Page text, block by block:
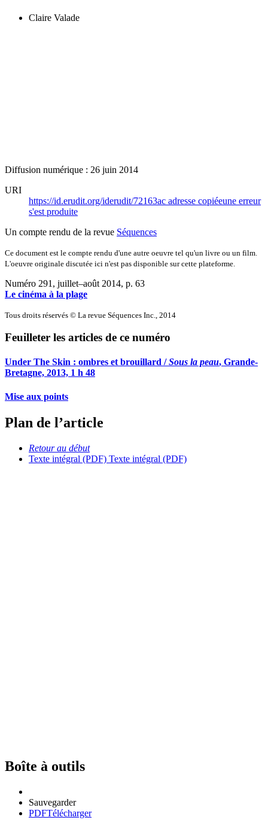
Claire Valade
Diffusion numérique : 26 juin 2014
URI
https://id.erudit.org/iderudit/72163ac adresse copiéeune erreur
s'est produite
Un compte rendu de la revue Séquences
Ce document est le compte rendu d'une autre oeuvre tel qu'un livre ou un film.
L'oeuvre originale discutée ici n'est pas disponible sur cette plateforme.
Numéro 291, juillet–août 2014, p. 63
Le cinéma à la plage
Tous droits réservés © La revue Séquences Inc., 2014
Feuilleter les articles de ce numéro
Under The Skin : ombres et brouillard /Sous la peau, Grande-
Bretagne, 2013, 1 h 48
Mise aux points
Plan de l’article
Retour au début
Texte intégral (PDF) Texte intégral (PDF)
Boîte à outils
Sauvegarder
PDFTélécharger